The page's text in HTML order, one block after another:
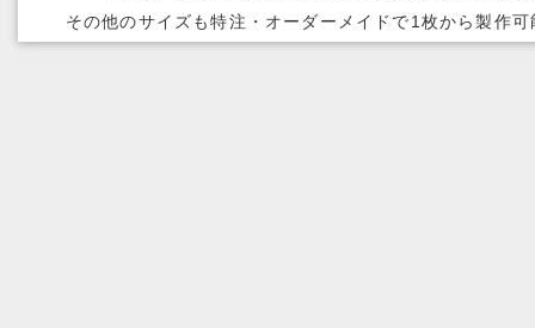
その他のサイズも特注・オーダーメイドで1枚から製作